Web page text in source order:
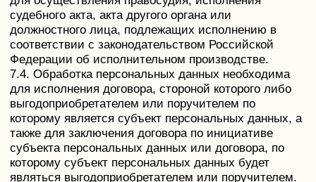
персональных данных.
9.2. Оператор осуществляет автоматизированную
обработку персональных данных с получением и/
информационно-телекоммуникационным сетям или
без таковой.
10. Трансграничная передача персональных данных
10.1. Оператор до начала осуществления
деятельности по трансграничной передаче
персональных данных обязан уведомить
уполномоченный орган по защите прав субъектов
персональных данных о своем намерении
осуществлять трансграничную передачу
персональных данных (такое уведомление
направляется отдельно от уведомления о
намерении осуществлять обработку персональных
данных).